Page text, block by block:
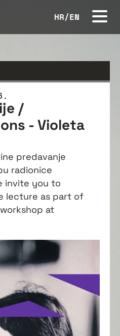
HR/EN
/
- Violeta
predavanje
radionice
invite you to
lecture as part of
at